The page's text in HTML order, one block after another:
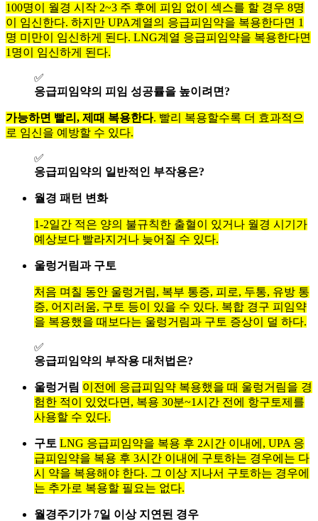
100명이 월경 시작 2~3 주 후에 피임 없이 섹스를 할 경우 8명
이 임신한다. 하지만 UPA계열의 응급피임약을 복용한다면 1
명 미만이 임신하게 된다. LNG계열 응급피임약을 복용한다면
1명이 임신하게 된다.
✅
응급피임약의 피임 성공률을 높이려면?
가능하면 빨리, 제때 복용한다. 빨리 복용할수록 더 효과적으
로 임신을 예방할 수 있다.
✅
응급피임약의 일반적인 부작용은?
월경 패턴 변화
1-2일간 적은 양의 불규칙한 출혈이 있거나 월경 시기가
예상보다 빨라지거나 늦어질 수 있다.
울렁거림과 구토
처음 며칠 동안 울렁거림, 복부 통증, 피로, 두통, 유방 통
증, 어지러움, 구토 등이 있을 수 있다. 복합 경구 피임약
을 복용했을 때보다는 울렁거림과 구토 증상이 덜 하다.
✅
응급피임약의 부작용 대처법은?
울렁거림 이전에 응급피임약 복용했을 때 울렁거림을 경
험한 적이 있었다면, 복용 30분~1시간 전에 항구토제를
사용할 수 있다.
구토 LNG 응급피임약을 복용 후 2시간 이내에, UPA 응
급피임약을 복용 후 3시간 이내에 구토하는 경우에는 다
시 약을 복용해야 한다. 그 이상 지나서 구토하는 경우에
는 추가로 복용할 필요는 없다.
월경주기가 7일 이상 지연된 경우